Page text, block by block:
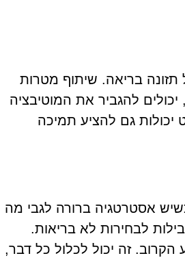
בריאה. שיתוף מטרות
להגביר את המוטיבציה
יכולות גם להציע תמיכה
אסטרטגיה ברורה לגבי מה
לבחירות לא בריאות.
זה יכול לכלול כל דבר,